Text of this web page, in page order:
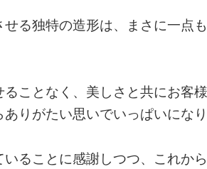
る独特の造形は、まさに一点
ことなく、美しさと共にお客
りがたい思いでいっぱいになり
ることに感謝しつつ、これか